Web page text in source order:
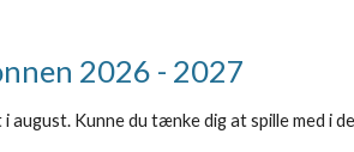
2026 - 2027
august. Kunne du tænke dig at spille med